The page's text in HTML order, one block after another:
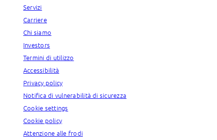
Servizi
Carriere
Chi siamo
Investors
Termini di utilizzo
Accessibilità
Privacy policy
Notifica di vulnerabilità di sicurezza
Cookie settings
Cookie policy
Attenzione alle frodi